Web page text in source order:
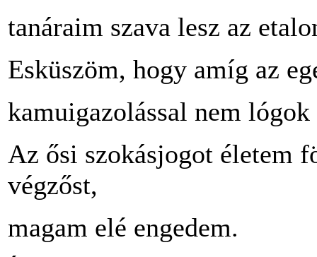
tanáraim szava lesz az
Esküszöm, hogy amíg az
kamuigazolással nem
Az ősi szokásjogot életem
végzőst,
magam elé engedem.